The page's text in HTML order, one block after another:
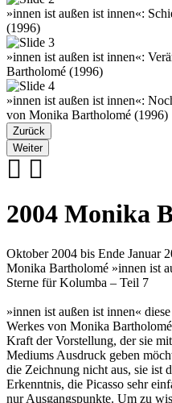
»innen ist außen ist innen«:
(1996)
»innen ist außen ist innen«:
Bartholomé (1996)
»innen ist außen ist innen«:
von Monika Bartholomé (1996)
Zurück
Weiter
2004 Monika
Oktober 2004 bis Ende Januar
Monika Bartholomé »innen ist
Sterne für Kolumba – Teil 7
»innen ist außen ist innen«
Werkes von Monika
Kraft der Vorstellung, der sie
Mediums Ausdruck geben
die Zeichnung nicht aus, sie ist
Erkenntnis, die Picasso sehr
nur Ausgangspunkte. Um zu